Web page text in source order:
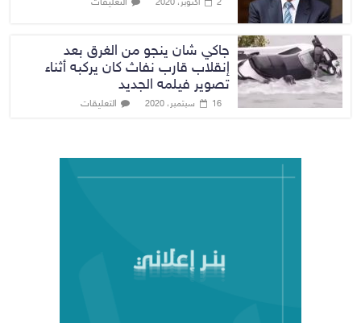
2 أكتوبر، 2020
جاكي شان ينجو من الغرق بعد
إنقلاب قارب نفاث كان يركبه أثناء
تصوير فيلمه الجديد
16 سبتمبر، 2020 التعليقات